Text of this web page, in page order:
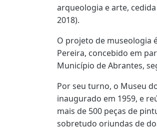
arqueologia e arte,
2018).
O projeto de museologia
Pereira, concebido em
Município de Abrantes,
Por seu turno, o Museu
inaugurado em 1959, e
mais de 500 peças de
sobretudo oriundas de